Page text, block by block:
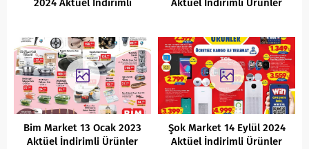
2024 Aktüel İndirimli
Aktüel İndirimli Ürünler
Bim Market 13 Ocak 2023
Aktüel İndirimli Ürünler
Şok Market 14 Eylül 2024
Aktüel İndirimli Ürünler